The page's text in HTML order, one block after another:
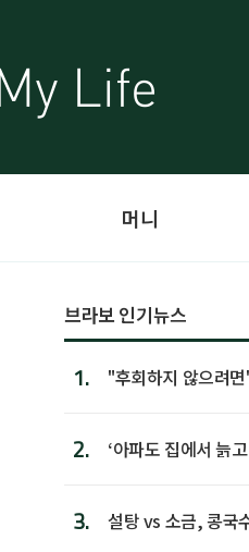
머니
브라보 인기뉴스
1.
"후회하지 않으려
2.
‘아파도 집에서 늙
3. 설탕 vs 소금, 콩국